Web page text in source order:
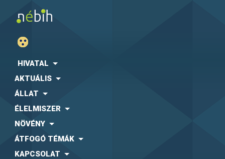
HIVATAL
AKTUÁLIS
ÁLLAT
ÉLELMISZER
NÖVÉNY
ÁTFOGÓ TÉMÁK
KAPCSOLAT